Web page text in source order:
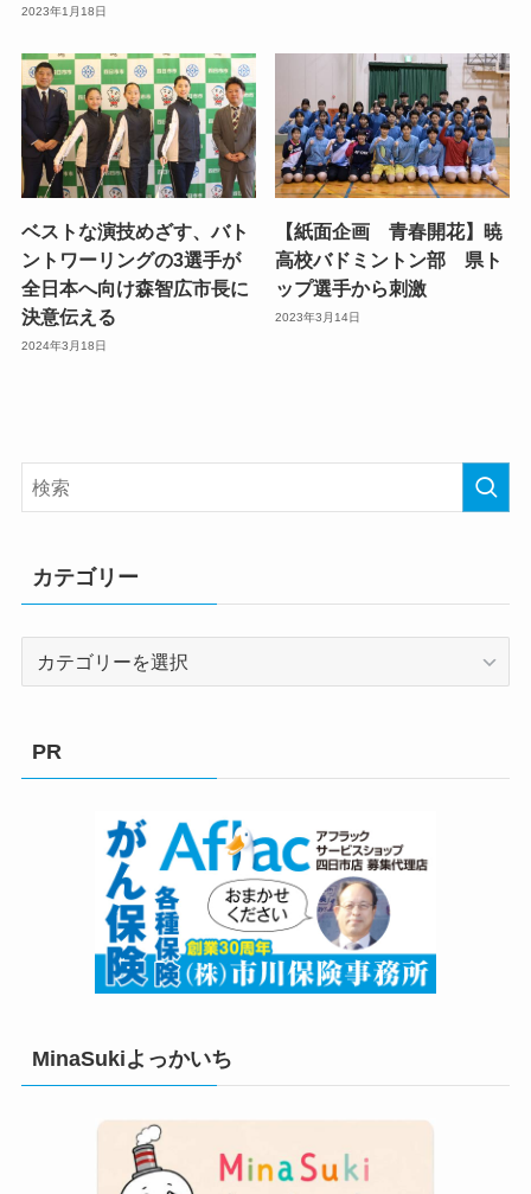
2023年1月18日
ベストな演技めざす、バト
ントワーリングの3選手が
全日本へ向け森智広市長に
決意伝える
2024年3月18日
【紙面企画 青春開花】暁
高校バドミントン部 県ト
ップ選手から刺激
2023年3月14日
カテゴリー
PR
MinaSukiよっかいち